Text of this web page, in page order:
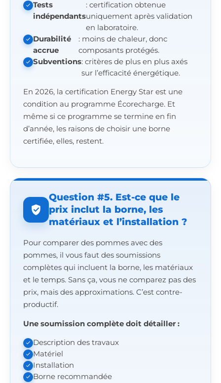
Tests
indépendants
: certification obtenue
uniquement après validation
en laboratoire.
Durabilité
accrue
: moins de chaleur, donc
composants protégés.
Subventions: critères de plus en plus axés
sur l’efficacité énergétique.
En 2026, la certification Energy Star est une
condition au programme Écorecharge. Et
même si ce programme se termine en fin
d’année, les raisons de choisir une borne
certifiée, elles, restent.
Question #5. Est-ce que le
prix inclut la borne, les
matériaux et l’installation ?
Pour comparer des pommes avec des
pommes, il vous faut des soumissions
complètes qui incluent la borne, les matériaux
et le temps. Sans ça, vous ne comparez pas des
prix, mais des approximations. C’est contre-
productif.
Une soumission complète doit détailler :
Description des travaux
Matériel
Installation
Borne recommandée